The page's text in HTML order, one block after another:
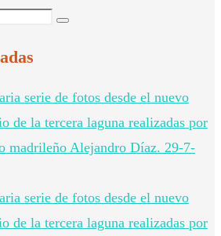
Buscar
serie de fotos desde el nuevo
de la tercera laguna realizadas por
madrileño Alejandro Díaz. 29-7-
serie de fotos desde el nuevo
de la tercera laguna realizadas por